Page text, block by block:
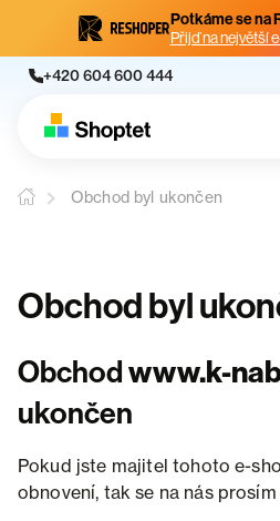
Potkáme se na
Přijď na největší
+420 604 600 444
Obchod byl ukončen
Obchod byl
Obchodwww.k-
ukončen
Pokud jste majitel tohoto e-
obnovení, tak se na nás